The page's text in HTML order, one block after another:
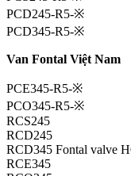
PCD245-R5-※
PCD345-R5-※
Van Fontal Việt Nam
PCE345-R5-※
PCO345-R5-※
RCS245
RCD245
RCD345 Fontal valve
RCE345